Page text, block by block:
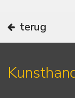
terug